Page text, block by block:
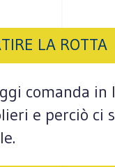
LA ROTTA
comanda
e perciò ci